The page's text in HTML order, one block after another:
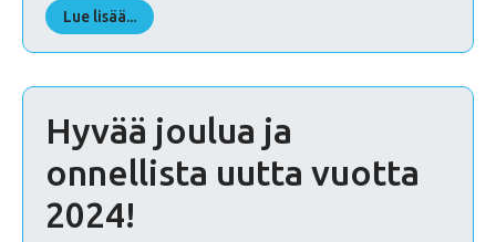
Lue lisää...
Hyvää joulua ja
onnellista uutta vuotta
2024!